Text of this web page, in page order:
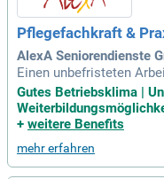
Pflegefachkraft &
AlexA Seniorendienste
Einen unbefristeten
isanleitung von 200 €/
3.000 Euro, Kita-/Baby-/
ter:innen werben
Gutes Betriebsklima |
+ weitere Benefits
mehr erfahren